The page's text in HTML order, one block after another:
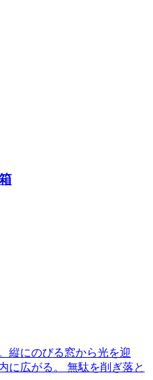
縦にのびる窓から光を迎
に広がる。 無駄を削ぎ落と